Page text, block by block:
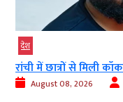
देश
रांची में छात्रों से मिली
August 08, 2026